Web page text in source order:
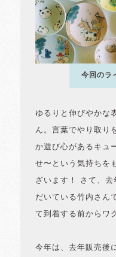
今回のラ
ゆるりと伸びやかな
ん。言葉でやり取り
か遊び心があるキュ
せ〜という気持ちを
ざいます！ さて、
だいている竹内さん
て到着する前からワ
今年は、去年販売後